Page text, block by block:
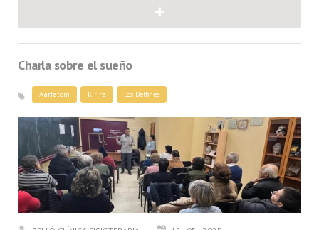
Charla sobre el sueño
Aarfatom Kirira Los Delfines